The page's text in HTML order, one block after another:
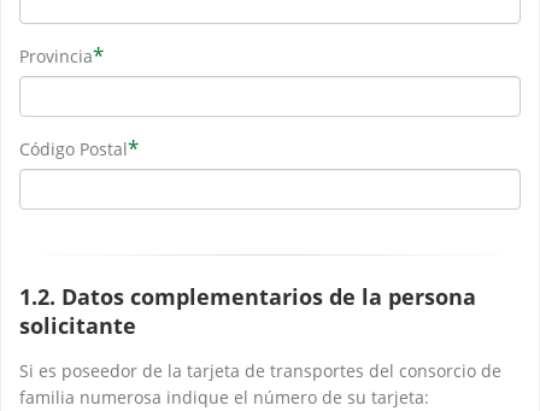
Provincia*
Código Postal*
1.2. Datos complementarios de la persona
solicitante
Si es poseedor de la tarjeta de transportes del consorcio de
familia numerosa indique el número de su tarjeta: